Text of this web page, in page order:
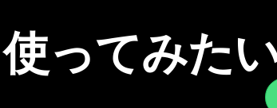
使ってみた